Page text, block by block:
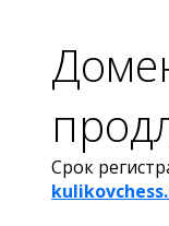
Срок